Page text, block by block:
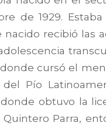
de 1929.
nacido recibió las
cursó el
Pío
obtuvo la
Parra,